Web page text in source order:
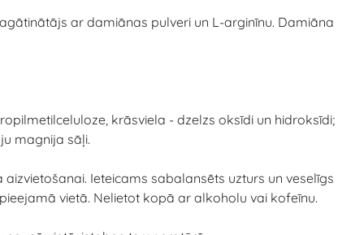
ar damiānas pulveri un L-arginīnu. Damiāna
krāsviela - dzelzs oksīdi un hidroksīdi;
magnija sāļi.
Ieteicams sabalansēts uzturs un veselīgs
vietā. Nelietot kopā ar alkoholu vai kofeīnu.